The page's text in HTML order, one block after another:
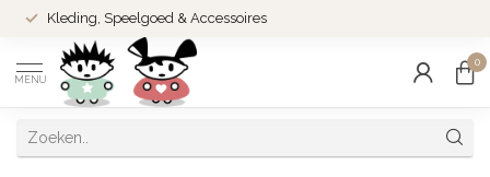
Kleding, Speelgoed & Accessoires
MENU
0